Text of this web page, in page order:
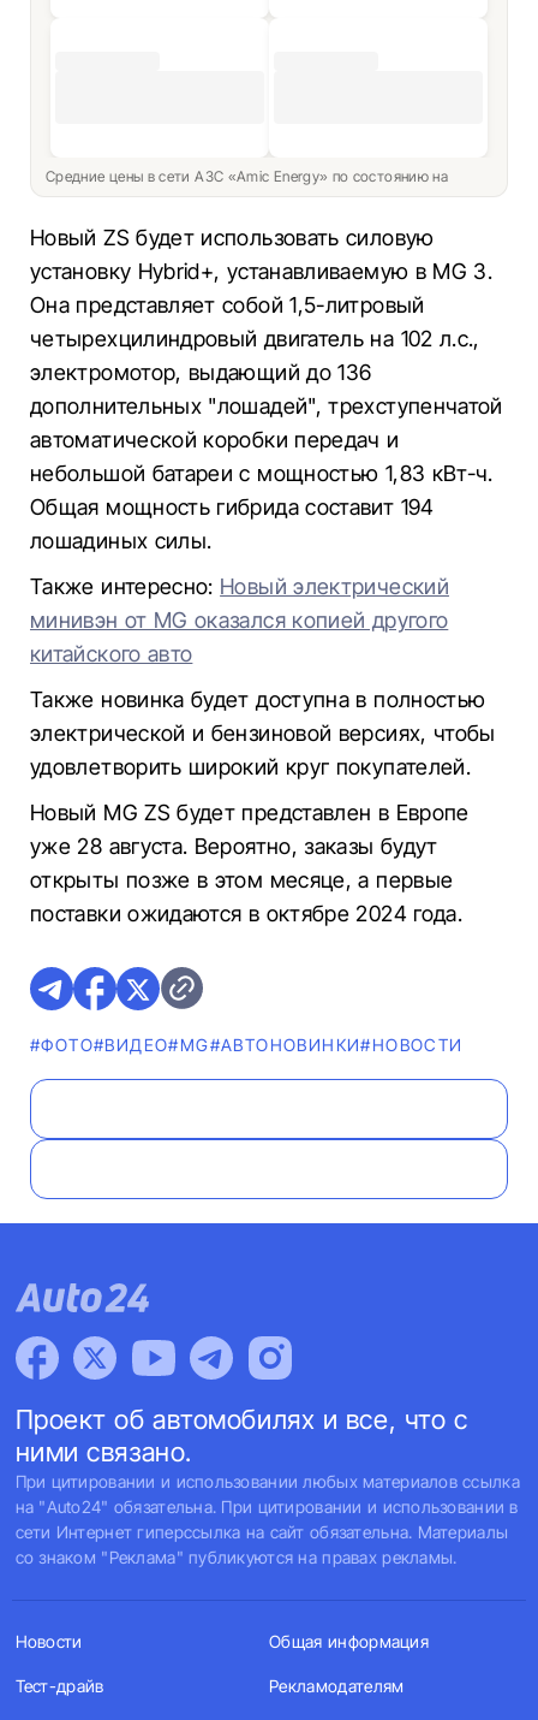
Средние цены в сети АЗС «Amic Energy» по состоянию на
Новый ZS будет использовать силовую
установку Hybrid+, устанавливаемую в MG 3.
Она представляет собой 1,5-литровый
четырехцилиндровый двигатель на 102 л.с.,
электромотор, выдающий до 136
дополнительных "лошадей", трехступенчатой
автоматической коробки передач и
небольшой батареи с мощностью 1,83 кВт-ч.
Общая мощность гибрида составит 194
лошадиных силы.
Также интересно: Новый электрический
минивэн от MG оказался копией другого
китайского авто
Также новинка будет доступна в полностью
электрической и бензиновой версиях, чтобы
удовлетворить широкий круг покупателей.
Новый MG ZS будет представлен в Европе
уже 28 августа. Вероятно, заказы будут
открыты позже в этом месяце, а первые
поставки ожидаются в октябре 2024 года.
#ФОТО#ВИДЕО#MG#AВТОНОВИНКИ#НОВОСТИ
Проект об автомобилях и все, что с
ними связано.
При цитировании и использовании любых материалов ссылка
на "Auto24" обязательна. При цитировании и использовании в
сети Интернет гиперссылка на сайт обязательна. Материалы
со знаком "Реклама" публикуются на правах рекламы.
Новости
Тест-драйв
Общая информация
Рекламодателям